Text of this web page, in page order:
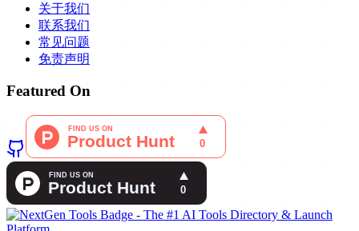
关于我们
联系我们
常见问题
免责声明
Featured On